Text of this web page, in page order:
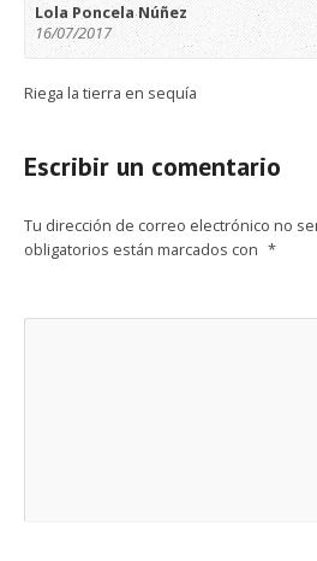
Lola Poncela Núñez
16/07/2017
Riega la tierra en sequía
Escribir un comentario
Tu dirección de correo electrónico no
obligatorios están marcados con *